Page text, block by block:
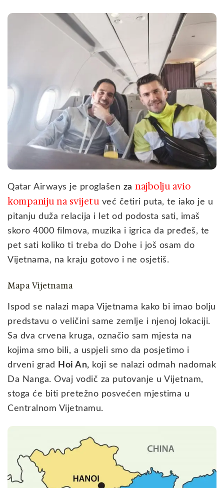
Qatar Airways je proglašen za najbolju avio
kompaniju na svijetu već četiri puta, te iako je u
pitanju duža relacija i let od podosta sati, imaš
skoro 4000 filmova, muzika i igrica da pređeš, te
pet sati koliko ti treba do Dohe i još osam do
Vijetnama, na kraju gotovo i ne osjetiš.
Mapa Vijetnama
Ispod se nalazi mapa Vijetnama kako bi imao bolju
predstavu o veličini same zemlje i njenoj lokaciji.
Sa dva crvena kruga, označio sam mjesta na
kojima smo bili, a uspjeli smo da posjetimo i
drveni grad
Hoi An, koji se nalazi odmah nadomak
Da Nanga. Ovaj vodič za putovanje u Vijetnam,
stoga će biti pretežno posvećen mjestima u
Centralnom Vijetnamu.